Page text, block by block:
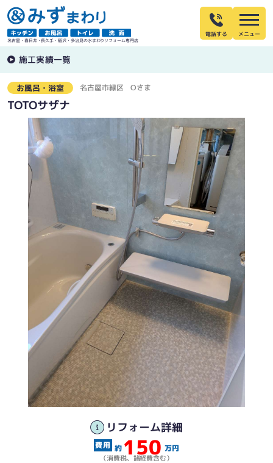
名古屋・春日井・長久手・稲沢・多治見の水まわりリフォーム専門店
電話する
施工実績一覧
お風呂・浴室 名古屋市緑区 Oさま
TOTOサザナ
リフォーム詳細
約 150 万円
（消費税、諸経費含む）